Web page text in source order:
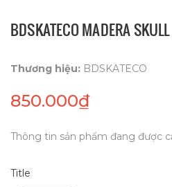
BDSKATECO MADERA
Thương hiệu: BDSKATECO
850.000₫
Thông tin sản phẩm đang được
Title